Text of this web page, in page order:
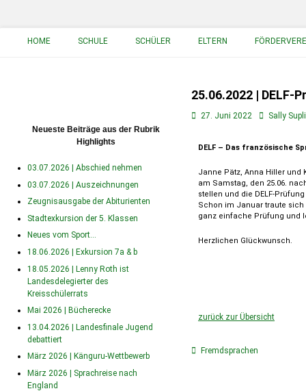
HOME
SCHULE SCHÜLER ELTERN
25.06.2022 | DELF-
27. Juni 2022 Sally
DELF – Das französische
Janne Pätz, Anna Hiller und
am Samstag, den 25.06.
stellen und die DELF-
Schon im Januar traute
ganz einfache Prüfung und
Herzlichen Glückwunsch.
zurück zur Übersicht
Fremdsprachen
Neueste Beiträge aus der Rubrik
Highlights
03.07.2026 | Abschied nehmen
03.07.2026 | Auszeichnungen
Zeugnisausgabe der Abiturienten
Stadtexkursion der 5. Klassen
Neues vom Sport…
18.06.2026 | Exkursion 7a & b
18.05.2026 | Lenny Roth ist
Landesdelegierter des
Kreisschülerrats
Mai 2026 | Bücherecke
13.04.2026 | Landesfinale Jugend
debattiert
März 2026 | Känguru-Wettbewerb
März 2026 | Sprachreise nach
England